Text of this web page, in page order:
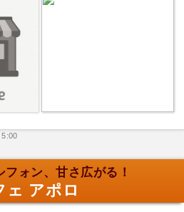
ォン、甘さ広がる！
ェ アポロ